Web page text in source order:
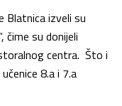
Blatnica izveli su
čime su donijeli
centra. Što i
8.a i 7.a